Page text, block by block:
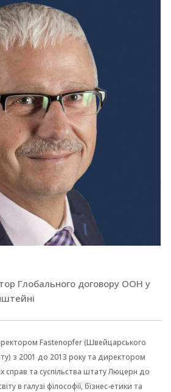
Глобального договору ООН у
Fastenopfer (Швейцарського
з 2001 до 2013 року та директором
справ та суспільства штату Люцерн до
в галузі філософії, бізнес-етики та